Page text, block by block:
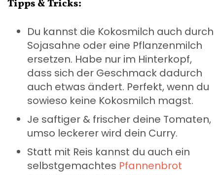
Tipps & Tricks:
Du kannst die Kokosmilch auch durch
Sojasahne oder eine Pflanzenmilch
ersetzen. Habe nur im Hinterkopf,
dass sich der Geschmack dadurch
auch etwas ändert. Perfekt, wenn du
sowieso keine Kokosmilch magst.
Je saftiger & frischer deine Tomaten,
umso leckerer wird dein Curry.
Statt mit Reis kannst du auch ein
selbstgemachtes Pfannenbrot